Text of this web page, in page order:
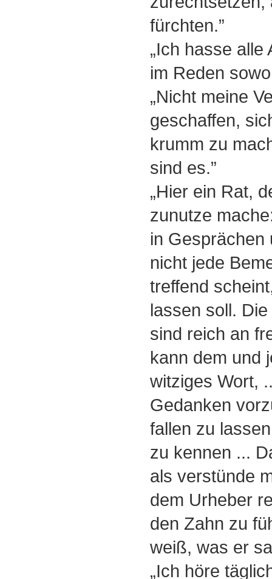
fürchten.”
„Ich hasse alle
im Reden
„Nicht meine
geschaffen,
krumm zu
sind es.”
„Hier ein Rat,
zunutze
in Gesprächen
nicht jede
treffend
lassen soll.
sind reich an
kann dem und
witziges Wort,
Gedanken
fallen zu
zu kennen ...
als verstünde
dem Urheber
den Zahn zu
weiß, was er
„Ich höre